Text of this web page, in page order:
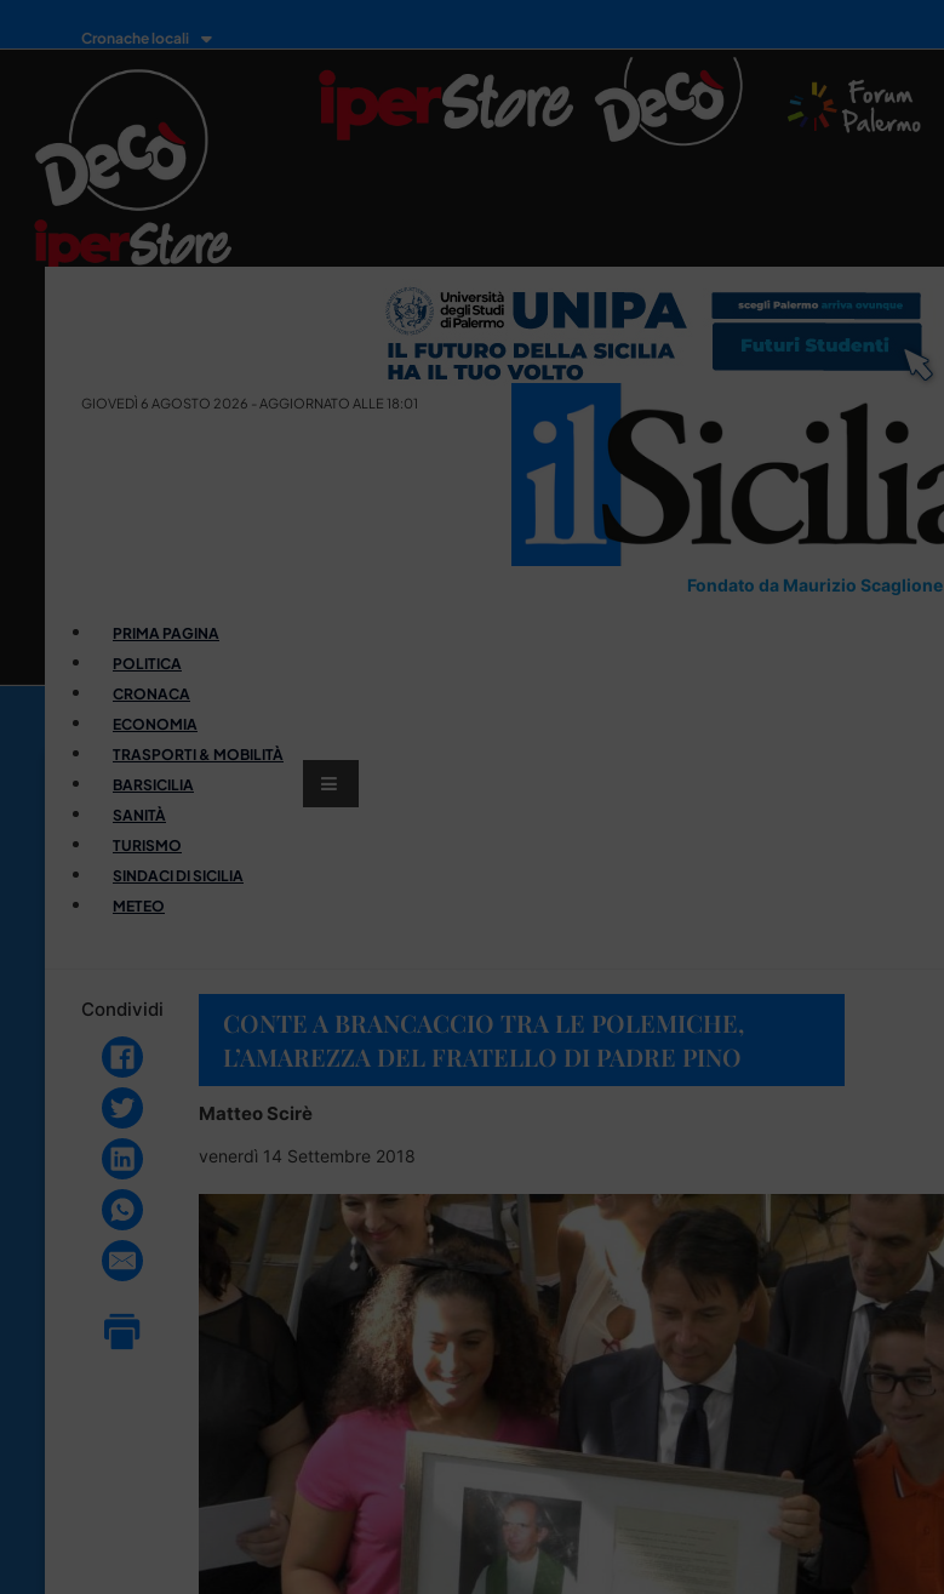
Cronache locali
GIOVEDÌ 6 AGOSTO 2026 - AGGIORNATO ALLE 18:01
Fondato da Maurizio Scaglione
PRIMA PAGINA
POLITICA
CRONACA
ECONOMIA
TRASPORTI & MOBILITÀ
BARSICILIA
SANITÀ
TURISMO
SINDACI DI SICILIA
METEO
Condividi
CONTE A BRANCACCIO TRA LE POLEMICHE,
L’AMAREZZA DEL FRATELLO DI PADRE PINO
Matteo Scirè
venerdì 14 Settembre 2018